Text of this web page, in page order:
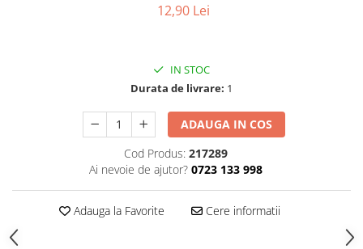
Materiale pentru hidroizolații
Membrană hidroizolație
Materiale pentru termoizolații
Colțare și plasă de armare
Plasă de armare pentru fațade
Polistiren expandat
Vată bazaltică
Vată minerală
12,90 Lei
IN STOC
Durata de livrare: 1
ADAUGA IN COS
Cod Produs: 217289
Ai nevoie de ajutor? 0723 133 998
Adauga la Favorite Cere informatii